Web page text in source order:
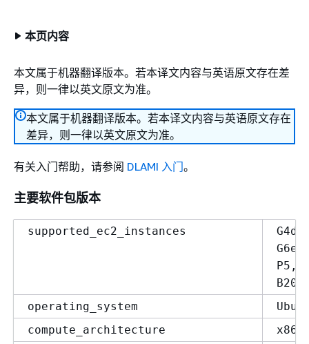
本页内容
本文属于机器翻译版本。若本译文内容与英语原文存在差
异，则一律以英文原文为准。
本文属于机器翻译版本。若本译文内容与英语原文存在
差异，则一律以英文原文为准。
有关入门帮助，请参阅 DLAMI 入门。
主要软件包版本
supported_ec2_instances
P5,
operating_system
compute_architecture